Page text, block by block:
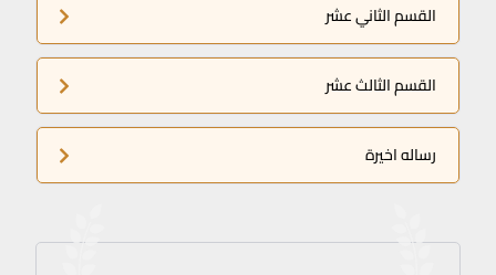
القسم الثاني عشر
القسم الثالث عشر
رساله اخيرة